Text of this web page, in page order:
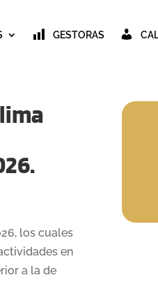
GESTORAS
los cuales
en
a la de